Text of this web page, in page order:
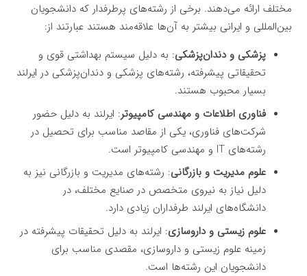
مختلف ارائه می‌دهند. برخی از رشته‌های پرطرفدار که دانشجویان
بین‌المللی و ایرانی بیشتر به آن‌ها علاقه‌مند هستند عبارتند از:
پزشکی و دندان‌پزشکی: به دلیل سیستم بهداشتی قوی و
تحقیقاتی پیشرفته، رشته‌های پزشکی و دندان‌پزشکی در ایرلند
بسیار محبوب هستند.
فناوری اطلاعات و مهندسی کامپیوتر: ایرلند به دلیل حضور
شرکت‌های فناوری، یکی از مقاصد مناسب برای تحصیل در
رشته‌های IT و مهندسی کامپیوتر است.
علوم مدیریت و بازرگانی: رشته‌های مدیریت و بازرگانی نیز به
دلیل نیاز به نیروی متخصص در صنایع مختلف، در
دانشگاه‌های ایرلند طرفداران زیادی دارد.
علوم زیستی و داروسازی: ایرلند به دلیل تحقیقات پیشرفته در
زمینه علوم زیستی و داروسازی، مقصدی مناسب برای
دانشجویان این رشته‌ها است.